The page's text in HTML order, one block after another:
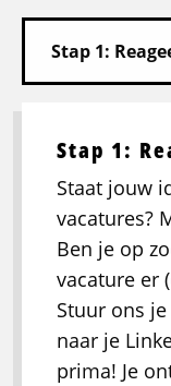
Stap 1:
Staat jouw
vacatures?
Ben je op
vacature er
Stuur ons
naar je
prima! Je